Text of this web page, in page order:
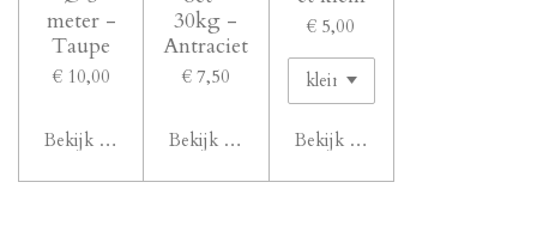
meter -
Taupe
€ 10,00
Bekijk details
30kg -
Antraciet
€ 7,50
Bekijk details
€ 5,00
Bekijk details